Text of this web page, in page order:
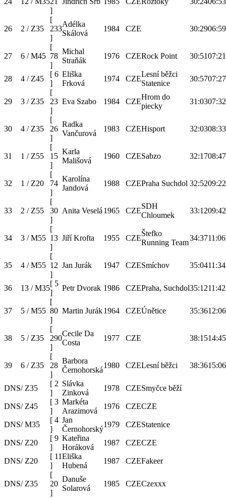
]
26 2 / Z35
[
233
]
Adélka
Skálová
1984 CZE 30:2906:59
27 6 / M45
[
78
]
Michal
Straňák
1976 CZERock Point 30:5107:21
28 4 / Z45
[ 6
]
Eliška
Frková
1974 CZE
Lesní běžci
Statenice
30:5707:27
29 3 / Z35
[
23
]
Eva Szabo 1984 CZE
Hrom do
piecky
31:0307:32
30 4 / Z35
[
26
]
Radka
Vančurová
1983 CZEHisport 32:0308:33
31 1 / Z55
[
15
]
Karla
Mališová
1960 CZESabzo 32:1708:47
32 1 / Z20
[
74
]
Karolína
Jandová
1988 CZEPraha Suchdol 32:5209:22
33 2 / Z55
[
30
]
Anita Veselá 1965 CZE
SDH
Chloumek
33:1209:42
34 3 / M55
[
13
]
Jiří Krofta 1955 CZE
Štefko
Running Team
34:3711:06
35 4 / M55
[
12
]
Jan Jurák 1947 CZESmíchov 35:0411:34
36 13 / M35
[ 5
]
Petr Dvorak 1986 CZEPraha, Suchdol35:1211:42
37 5 / M55
[
80
]
Martin Jurák1964 CZEÚnětice 35:3612:06
38 5 / Z35
[
290
]
Cecile Da
Costa
1977 CZE 38:1514:45
39 6 / Z35
[
28
]
Barbora
Černohorská
1980 CZELesní běžci 38:3615:06
DNS/ Z35
[ 2
]
Slávka
Zinková
1978 CZESmyčce běží
DNS/ Z45
[ 3
]
Markéta
Arazimová
1976 CZECZE
DNS/ M35
[ 4
]
Jan
Černohorský
1979 CZEStatenice
DNS/ Z20
[ 9
]
Kateřina
Horáková
1987 CZECZE
DNS/ Z20
[ 11
]
Eliška
Hubená
1987 CZEFakeer
DNS/ Z35
[
20
]
Danuše
Solarová
1985 CZECzexxx